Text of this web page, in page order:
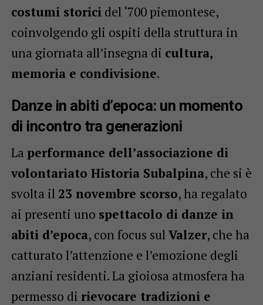
costumi storicidel ‘700 piemontese,
coinvolgendo gli ospiti della struttura in
una giornata all’insegna di cultura,
memoria e condivisione.
Danze in abiti d’epoca: un momento
di incontro tra generazioni
La performance dell’associazione di
volontariato Historia Subalpina, che si è
svolta il 23 novembre scorso, ha regalato
ai presenti uno spettacolo di danze in
abiti d’epoca, con focus sul Valzer, che ha
catturato l’attenzione e l’emozione degli
anziani residenti. La gioiosa atmosfera ha
permesso di rievocare tradizioni e